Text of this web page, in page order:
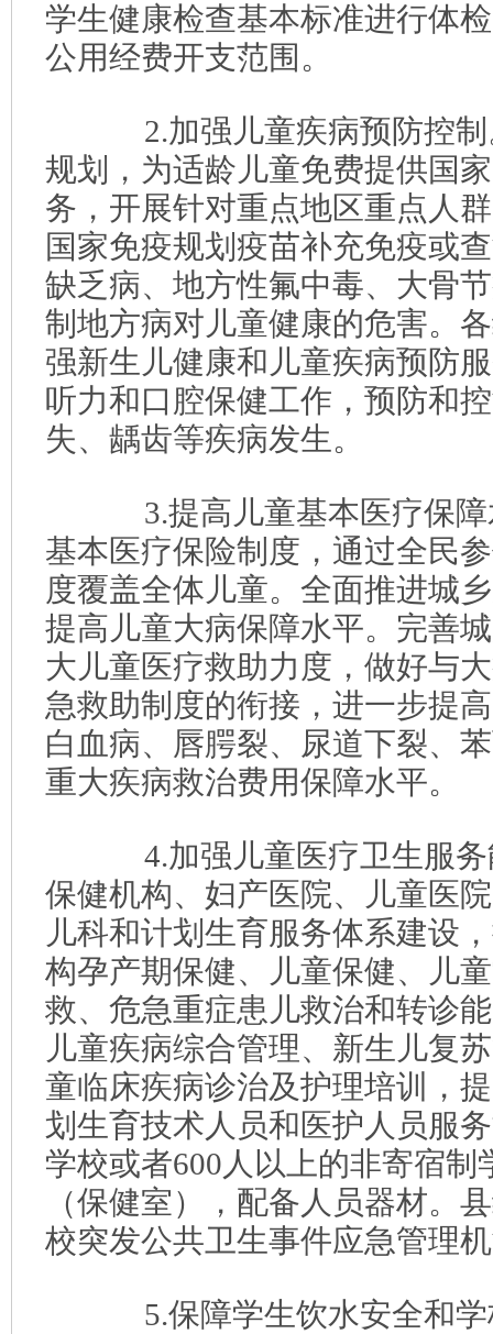
学生健康检查基本标准进行体
公用经费开支范围。
2.加强儿童疾病预防控制
规划，为适龄儿童免费提供国
务，开展针对重点地区重点人
国家免疫规划疫苗补充免疫或
缺乏病、地方性氟中毒、大骨
制地方病对儿童健康的危害。
强新生儿健康和儿童疾病预防
听力和口腔保健工作，预防和
失、龋齿等疾病发生。
3.提高儿童基本医疗保障
基本医疗保险制度，通过全民
度覆盖全体儿童。全面推进城
提高儿童大病保障水平。完善
大儿童医疗救助力度，做好与
急救助制度的衔接，进一步提
白血病、唇腭裂、尿道下裂、
重大疾病救治费用保障水平。
4.加强儿童医疗卫生服务
保健机构、妇产医院、儿童医
儿科和计划生育服务体系建设
构孕产期保健、儿童保健、儿
救、危急重症患儿救治和转诊
儿童疾病综合管理、新生儿复
童临床疾病诊治及护理培训，
划生育技术人员和医护人员服
学校或者600人以上的非寄宿制
（保健室），配备人员器材。
校突发公共卫生事件应急管理
5.保障学生饮水安全和学